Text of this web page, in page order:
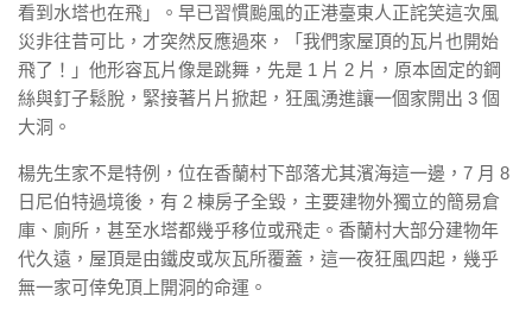
看到水塔也在飛」。早已習慣颱風的正港臺東人正詫笑這次風
災非往昔可比，才突然反應過來，「我們家屋頂的瓦片也開始
飛了！」他形容瓦片像是跳舞，先是 1 片 2 片，原本固定的鋼
絲與釘子鬆脫，緊接著片片掀起，狂風湧進讓一個家開出 3 個
大洞。
楊先生家不是特例，位在香蘭村下部落尤其濱海這一邊，7 月 8
日尼伯特過境後，有 2 棟房子全毀，主要建物外獨立的簡易倉
庫、廁所，甚至水塔都幾乎移位或飛走。香蘭村大部分建物年
代久遠，屋頂是由鐵皮或灰瓦所覆蓋，這一夜狂風四起，幾乎
無一家可倖免頂上開洞的命運。